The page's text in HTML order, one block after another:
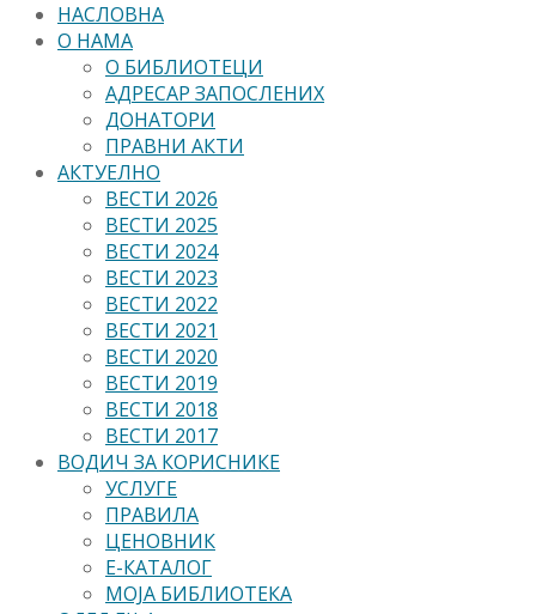
НАСЛОВНА
О НАМА
О БИБЛИОТЕЦИ
АДРЕСАР ЗАПОСЛЕНИХ
ДОНАТОРИ
ПРАВНИ АКТИ
АКТУЕЛНО
ВЕСТИ 2026
ВЕСТИ 2025
ВЕСТИ 2024
ВЕСТИ 2023
ВЕСТИ 2022
ВЕСТИ 2021
ВЕСТИ 2020
ВЕСТИ 2019
ВЕСТИ 2018
ВЕСТИ 2017
ВОДИЧ ЗА КОРИСНИКЕ
УСЛУГЕ
ПРАВИЛА
ЦЕНОВНИК
Е-КАТАЛОГ
МОЈА БИБЛИОТЕКА